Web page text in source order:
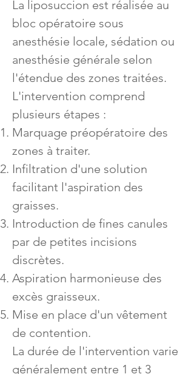
La liposuccion est réalisée au
bloc opératoire sous
anesthésie locale, sédation ou
anesthésie générale selon
l'étendue des zones traitées.
L'intervention comprend
plusieurs étapes :
Marquage préopératoire des
zones à traiter.
Infiltration d'une solution
facilitant l'aspiration des
graisses.
Introduction de fines canules
par de petites incisions
discrètes.
Aspiration harmonieuse des
excès graisseux.
Mise en place d'un vêtement
de contention.
La durée de l'intervention varie
généralement entre 1 et 3